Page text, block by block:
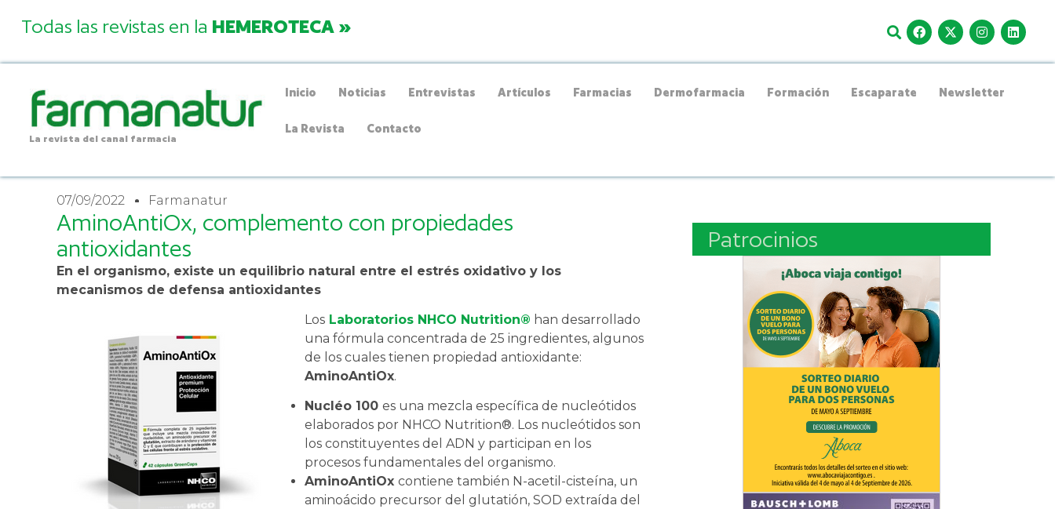
Todas las revistas en la HEMEROTECA »
La revista del canal farmacia
Inicio Noticias Entrevistas Artículos Farmacias Dermofarmacia Formación Escaparate Newsletter
La Revista Contacto
07/09/2022 Farmanatur
AminoAntiOx, complemento con propiedades
antioxidantes
En el organismo, existe un equilibrio natural entre el estrés oxidativo y los
mecanismos de defensa antioxidantes
Los Laboratorios NHCO Nutrition® han desarrollado
una fórmula concentrada de 25 ingredientes, algunos
de los cuales tienen propiedad antioxidante:
AminoAntiOx.
Nucléo 100 es una mezcla específica de nucleótidos
elaborados por NHCO Nutrition®. Los nucleótidos son
los constituyentes del ADN y participan en los
procesos fundamentales del organismo.
AminoAntiOx contiene también N-acetil-cisteína, un
aminoácido precursor del glutatión, SOD extraída del
Patrocinios